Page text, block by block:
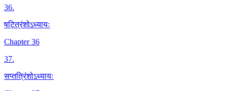
36.
षट्त्रिंशोऽध्यायः
Chapter 36
37.
सप्तत्रिंशोऽध्यायः